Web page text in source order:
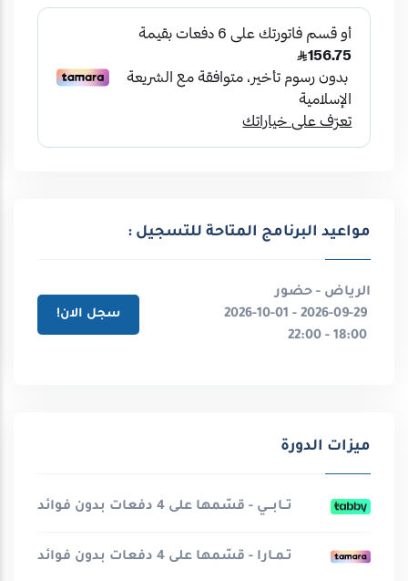
مواعيد البرنامج المتاحة للتسجيل :
الرياض - حضور
سجل الان!
ميزات الدورة
تــابـــي - قسّمها على 4 دفعات بدون فوائد
تـمـارا - قسّمها على 4 دفعات بدون فوائد